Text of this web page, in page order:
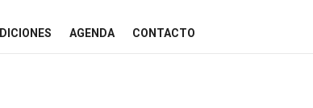
AGENDA CONTACTO